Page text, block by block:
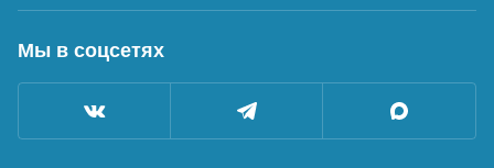
Мы в соцсетях